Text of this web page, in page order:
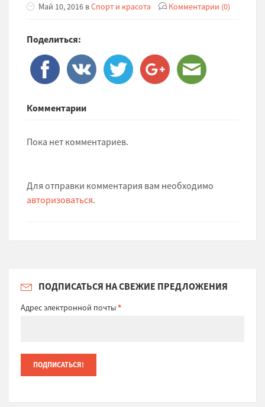
Май 10, 2016 вСпорт и красота Комментарии (0)
Поделиться:
Комментарии
Пока нет комментариев.
Для отправки комментария вам необходимо
авторизоваться.
ПОДПИСАТЬСЯ НА СВЕЖИЕ ПРЕДЛОЖЕНИЯ
Адрес электронной почты*